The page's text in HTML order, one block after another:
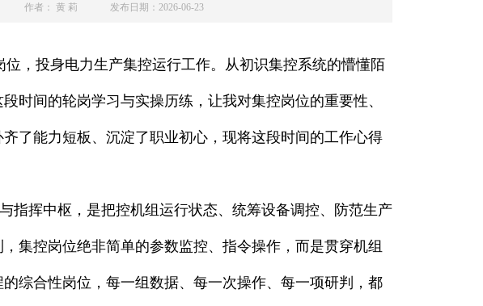
作者： 黄 莉 发布日期：2026-06-23
，投身电力生产集控运行工作。从初识集控系统的懵懂陌
时间的轮岗学习与实操历练，让我对集控岗位的重要性、
了能力短板、沉淀了职业初心，现将这段时间的工作心得
挥中枢，是把控机组运行状态、统筹设备调控、防范生产
集控岗位绝非简单的参数监控、指令操作，而是贯穿机组
综合性岗位，每一组数据、每一次操作、每一项研判，都